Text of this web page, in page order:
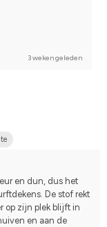
3 weken geleden
en dun, dus het
De stof rekt
op zijn plek blijft in
en aan de